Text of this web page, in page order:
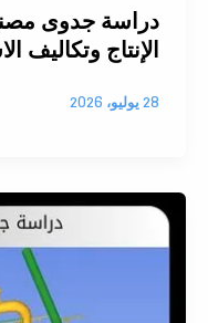
دراسة جدوى
الإنتاج وتكاليف
28 يوليو، 2026